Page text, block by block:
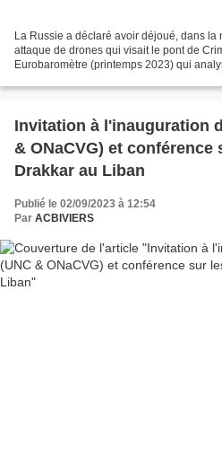
La Russie a déclaré avoir déjoué, dans la
attaque de drones qui visait le pont de
Eurobaromètre (printemps 2023) qui
Invitation à l'inauguration
& ONaCVG) et
Drakkar au Liban
Publié le 02/09/2023 à 12:54
Par ACBIVIERS